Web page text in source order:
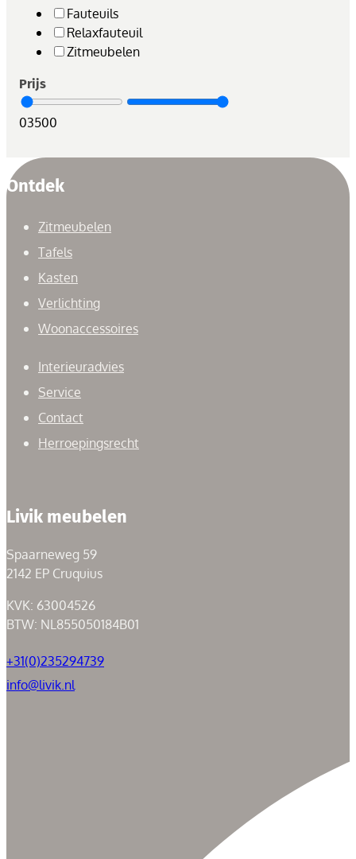
Fauteuils
Relaxfauteuil
Zitmeubelen
Prijs
03500
Ontdek
Zitmeubelen
Tafels
Kasten
Verlichting
Woonaccessoires
Interieuradvies
Service
Contact
Herroepingsrecht
Livik meubelen
Spaarneweg 59
2142 EP Cruquius
KVK: 63004526
BTW: NL855050184B01
+31(0)235294739
info@livik.nl